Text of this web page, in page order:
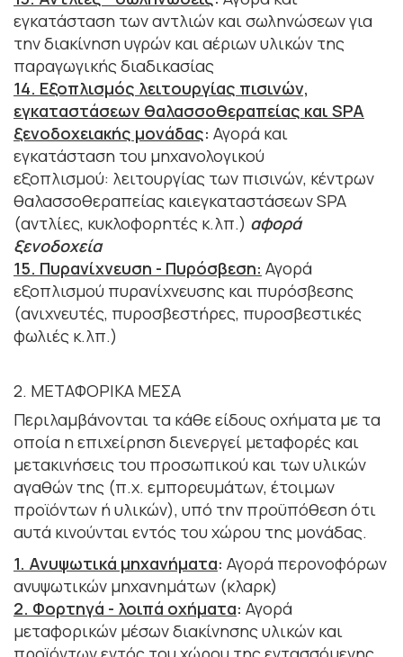
εγκατάσταση των αντλιών και σωληνώσεων για
την διακίνηση υγρών και αέριων υλικών της
παραγωγικής διαδικασίας
14. Εξοπλισμός λειτουργίας πισινών,
εγκαταστάσεων θαλασσοθεραπείας και SPA
ξενοδοχειακής μονάδας: Αγορά και
εγκατάσταση του μηχανολογικού
εξοπλισμού: λειτουργίας των πισινών, κέντρων
θαλασσοθεραπείας καιεγκαταστάσεων SPA
(αντλίες, κυκλοφορητές κ.λπ.) αφορά
ξενοδοχεία
15. Πυρανίχνευση - Πυρόσβεση: Αγορά
εξοπλισμού πυρανίχνευσης και πυρόσβεσης
(ανιχνευτές, πυροσβεστήρες, πυροσβεστικές
φωλιές κ.λπ.)
2. ΜΕΤΑΦΟΡΙΚΑ ΜΕΣΑ
Περιλαμβάνονται τα κάθε είδους οχήματα με τα
οποία η επιχείρηση διενεργεί μεταφορές και
μετακινήσεις του προσωπικού και των υλικών
αγαθών της (π.χ. εμπορευμάτων, έτοιμων
προϊόντων ή υλικών), υπό την προϋπόθεση ότι
αυτά κινούνται εντός του χώρου της μονάδας.
1. Ανυψωτικά μηχανήματα: Αγορά περονοφόρων
ανυψωτικών μηχανημάτων (κλαρκ)
2. Φορτηγά - λοιπά οχήματα: Αγορά
μεταφορικών μέσων διακίνησης υλικών και